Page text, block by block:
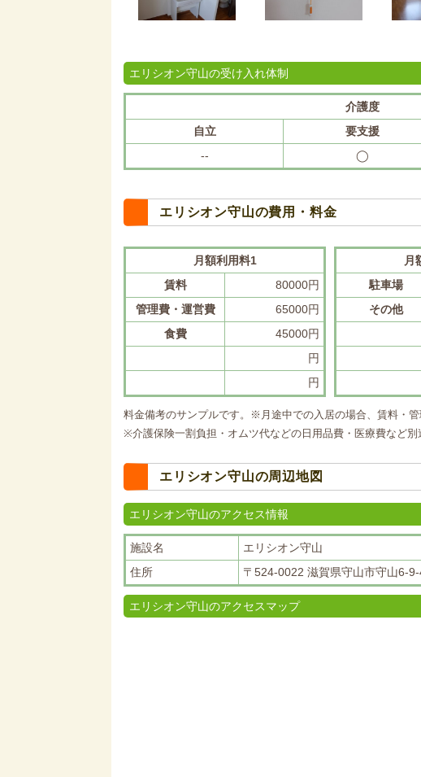
エリシオン守山の受け入れ体制
介護度
自立
要支援
--
◯
エリシオン守山の費用・料金
月額利用料1
賃料
80000円
管理費・運営費
65000円
食費
45000円
円
円
月
駐車場
その他
料金備考のサンプルです。※月途中での入居の場合、賃料・
※介護保険一割負担・オムツ代などの日用品費・医療費など別
エリシオン守山の周辺地図
エリシオン守山のアクセス情報
施設名
エリシオン守山
住所
〒524-0022 滋賀県守山市守山6-9-
エリシオン守山のアクセスマップ